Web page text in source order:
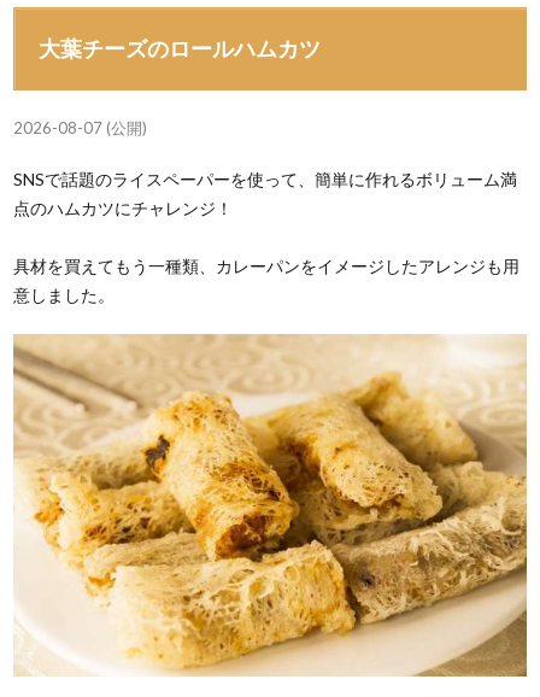
大葉チーズのロールハムカツ
2026-08-07 (公開)
SNSで話題のライスペーパーを使って、簡単に作れるボリューム満
点のハムカツにチャレンジ！
具材を買えてもう一種類、カレーパンをイメージしたアレンジも用
意しました。